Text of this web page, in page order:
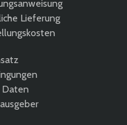
Lieferung
Daten